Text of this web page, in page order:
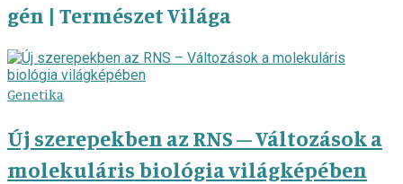
gén | Természet Világa
Genetika
Új szerepekben az RNS – Változások a
molekuláris biológia világképében